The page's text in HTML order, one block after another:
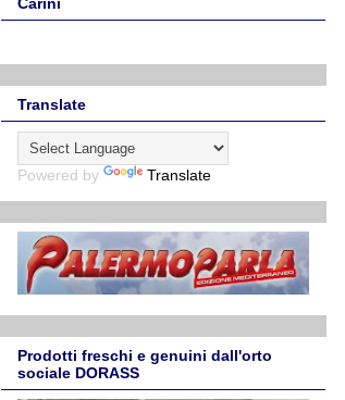
Translate
Powered by Translate
Prodotti freschi e genuini dall'orto
sociale DORASS